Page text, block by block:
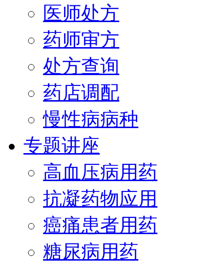
医师处方
药师审方
处方查询
药店调配
慢性病病种
专题讲座
高血压病用药
抗凝药物应用
癌痛患者用药
糖尿病用药